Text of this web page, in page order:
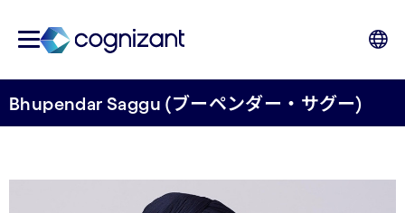
Bhupendar Saggu (ブーペンダー・サグー)